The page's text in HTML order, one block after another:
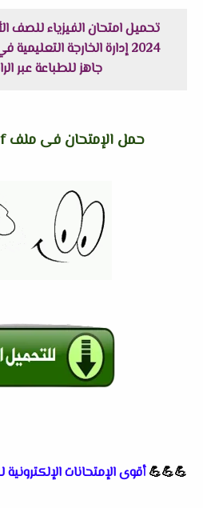
تحميل امتحان الفيزياء للصف
جاهز للطباعة عبر
حمل الإمتحان فى ملف pdf جاهز للطباعة
💪💪💪أقوى الإمتحانات